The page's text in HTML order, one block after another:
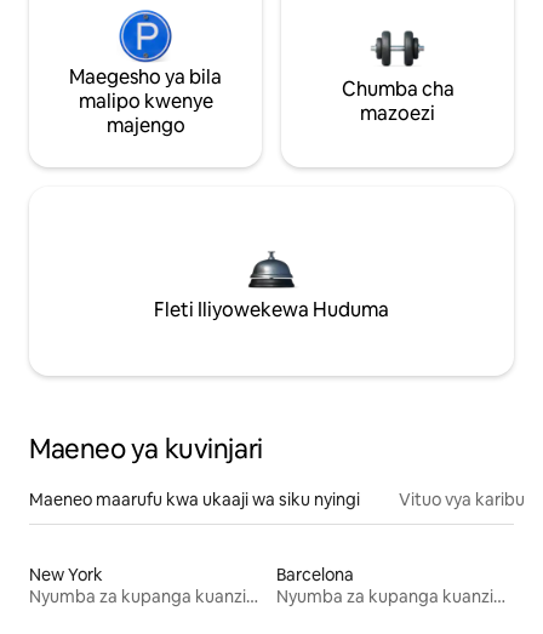
Maegesho ya bila
malipo kwenye
majengo
Chumba cha
mazoezi
Fleti Iliyowekewa Huduma
Maeneo ya kuvinjari
Maeneo maarufu kwa ukaaji wa siku nyingi Vituo vya karibu
New York
Nyumba za kupanga kuanzia mwezi mmoja
Barcelona
Nyumba za kupanga kuanzia mwezi mmoja